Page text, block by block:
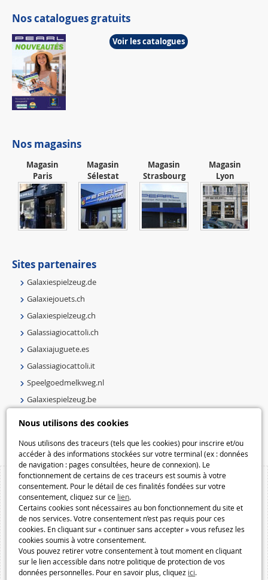
Nous utilisons des cookies
Nous utilisons des traceurs (tels que les cookies) pour inscrire et/ou
accéder à des informations stockées sur votre terminal (ex : données
de navigation : pages consultées, heure de connexion). Le
fonctionnement de certains de ces traceurs est soumis à votre
consentement. Pour le détail de ces finalités fondées sur votre
consentement, cliquez sur ce lien.
Certains cookies sont nécessaires au bon fonctionnement du site et
de nos services. Votre consentement n’est pas requis pour ces
cookies. En cliquant sur « continuer sans accepter » vous refusez les
cookies soumis à votre consentement.
Vous pouvez retirer votre consentement à tout moment en cliquant
sur le lien accessible dans notre politique de protection de vos
données personnelles. Pour en savoir plus, cliquez ici.
Nos catalogues gratuits
Voir les catalogues
Nos magasins
Magasin
Paris
Magasin
Sélestat
Magasin
Strasbourg
Magasin
Lyon
Sites partenaires
Galaxiespielzeug.de
Galaxiejouets.ch
Galaxiespielzeug.ch
Galassiagiocattoli.ch
Galaxiajuguete.es
Galassiagiocattoli.it
Speelgoedmelkweg.nl
Galaxiespielzeug.be